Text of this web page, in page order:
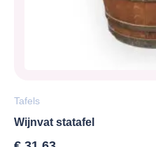
Tafels
Wijnvat statafel